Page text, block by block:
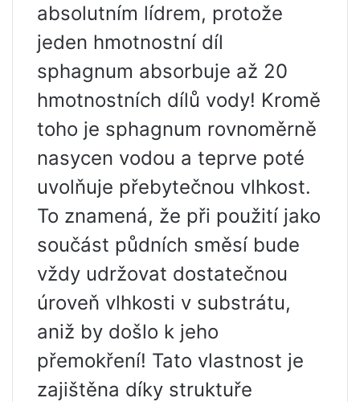
absolutním lídrem, protože
jeden hmotnostní díl
sphagnum absorbuje až 20
hmotnostních dílů vody! Kromě
toho je sphagnum rovnoměrně
nasycen vodou a teprve poté
uvolňuje přebytečnou vlhkost.
To znamená, že při použití jako
součást půdních směsí bude
vždy udržovat dostatečnou
úroveň vlhkosti v substrátu,
aniž by došlo k jeho
přemokření! Tato vlastnost je
zajištěna díky struktuře